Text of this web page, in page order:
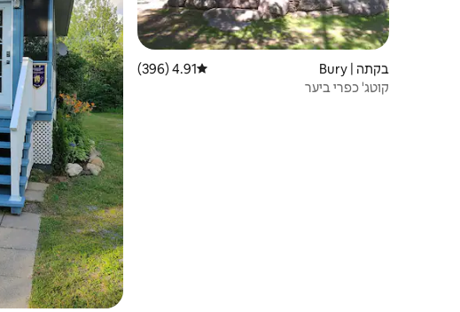
בקתה | Bury דירוג ממוצע של 4.91 מתוך 5, 396 ביקורות
4.91 (396)
קוטג' כפרי ביער